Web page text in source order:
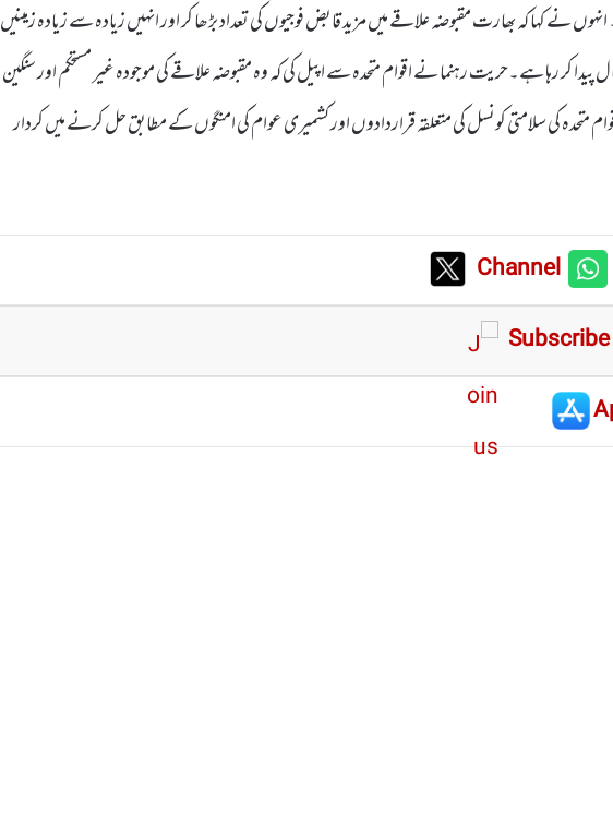
نے کہا کہ بھارت مقبوضہ علاقے میں مزید قابض فوجیوں کی تعداد بڑھا کر اور انہیں زیادہ سے زیادہ زمینیں
پیدا کر رہا ہے۔حریت رہنما نے اقوام متحدہ سے اپیل کی کہ وہ مقبوضہ علاقے کی موجودہ غیر مستحکم اور سنگین
متحدہ کی سلامتی کونسل کی متعلقہ قراردادوں اور کشمیری عوام کی امنگوں کے مطابق حل کرنے میں کردار
Channel